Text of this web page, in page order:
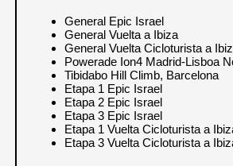
General Epic Israel
General Vuelta a Ibiza
General Vuelta Cicloturista a
Powerade Ion4 Madrid-Lisboa
Tibidabo Hill Climb, Barcelona
Etapa 1 Epic Israel
Etapa 2 Epic Israel
Etapa 3 Epic Israel
Etapa 1 Vuelta Cicloturista a
Etapa 3 Vuelta Cicloturista a